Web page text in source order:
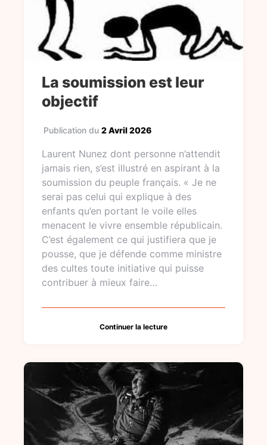
La soumission est leur
objectif
Publication du 2 Avril 2026
Laurent Nunez dont personne n’attendit
jamais rien, s’est illustré en aspirant à la
soumission du peuple français. « Je ne
serai pas celui qui explique à des
enfants qu’en portant le voile elles
menacent le vivre ensemble républicain.
C’est également ce qui justifiera que je
pousse, que je défende comme ministre
des cultes toute initiative qui puisse
contribuer à mieux faire…
Continuer la lecture